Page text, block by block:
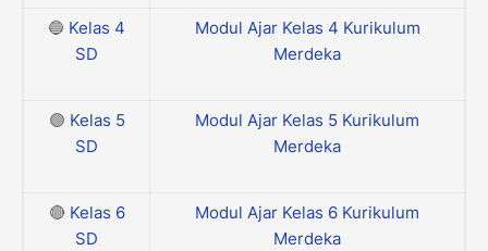
🔵 Kelas 4
SD
Modul Ajar Kelas 4 Kurikulum
Merdeka
🟣 Kelas 5
SD
Modul Ajar Kelas 5 Kurikulum
Merdeka
🔴 Kelas 6
SD
Modul Ajar Kelas 6 Kurikulum
Merdeka